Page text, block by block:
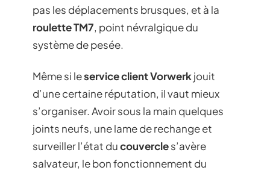
pas les déplacements brusques, et à la
roulette TM7, point névralgique du
système de pesée.
Même si leservice client Vorwerk jouit
d’une certaine réputation, il vaut mieux
s’organiser. Avoir sous la main quelques
joints neufs, une lame de rechange et
surveiller l’état ducouvercles’avère
salvateur, le bon fonctionnement du